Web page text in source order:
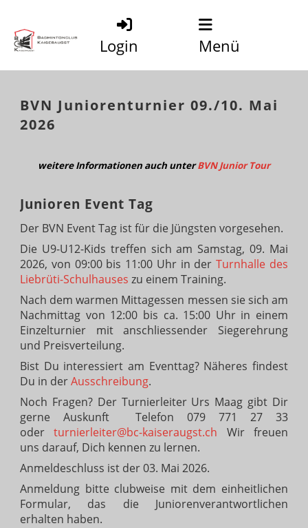
Login Menü
BVN Juniorenturnier 09./10. Mai
2026
weitere Informationen auch unterBVN Junior Tour
Junioren Event Tag
Der BVN Event Tag ist für die Jüngsten vorgesehen.
Die U9-U12-Kids treffen sich am Samstag, 09. Mai
2026, von 09:00 bis 11:00 Uhr in derTurnhalle des
Liebrüti-Schulhauseszu einem Training.
Nach dem warmen Mittagessen messen sie sich am
Nachmittag von 12:00 bis ca. 15:00 Uhr in einem
Einzelturnier mit anschliessender Siegerehrung
und Preisverteilung.
Bist Du interessiert am Eventtag? Näheres findest
Du in derAusschreibung.
Noch Fragen? Der Turnierleiter Urs Maag gibt Dir
gerne Auskunft Telefon 079 771 27 33
oderturnierleiter@bc-kaiseraugst.ch Wir freuen
uns darauf, Dich kennen zu lernen.
Anmeldeschluss ist der 03. Mai 2026.
Anmeldung bitte clubweise mit dem einheitlichen
Formular, das die Juniorenverantwortlichen
erhalten haben.